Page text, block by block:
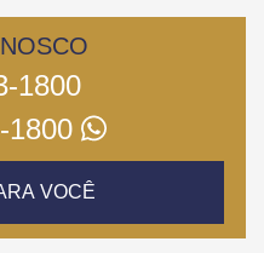
1800
1800
VOCÊ